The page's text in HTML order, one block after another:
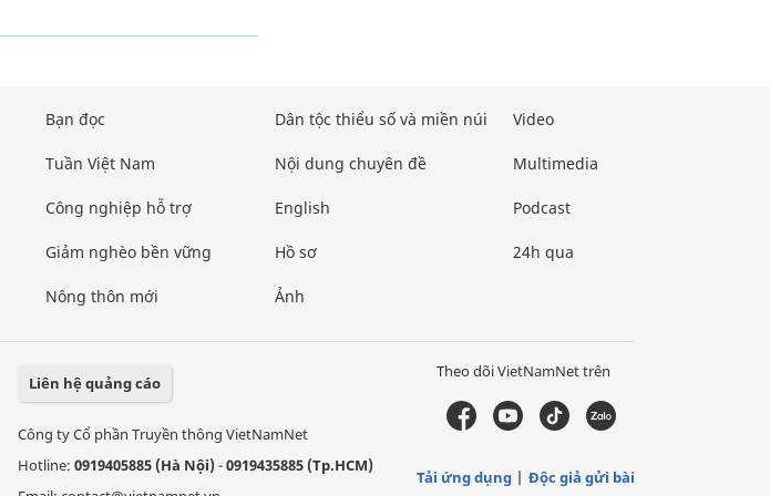
Bạn đọc
Tuần Việt Nam
Công nghiệp hỗ trợ
Giảm nghèo bền vững
Nông thôn mới
Dân tộc thiểu số và miền núi
Nội dung chuyên đề
English
Hồ sơ
Ảnh
Video
Multimedia
Podcast
24h qua
Liên hệ quảng cáo
Công ty Cổ phần Truyền thông VietNamNet
Hotline: 0919405885 (Hà Nội)-0919435885 (Tp.HCM)
Theo dõi VietNamNet trên
Tải ứng dụng Độc giả gửi bài